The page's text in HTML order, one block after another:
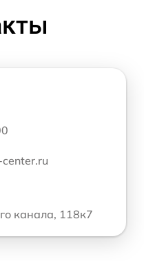
канала, 118к7